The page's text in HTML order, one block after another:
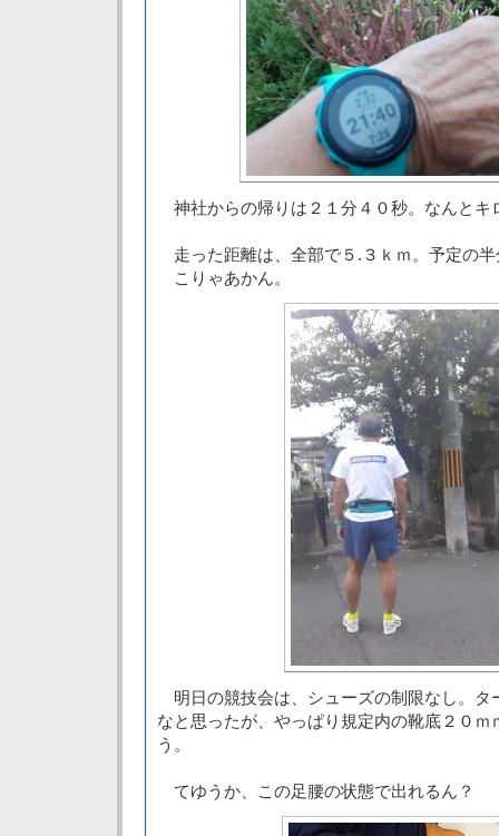
神社からの帰りは２１分４０秒。なんとキ
走った距離は、全部で５.３ｋｍ。予定の
こりゃあかん。
明日の競技会は、シューズの制限なし。タ
なと思ったが、やっぱり規定内の靴底２０ｍ
う。
てゆうか、この足腰の状態で出れるん？